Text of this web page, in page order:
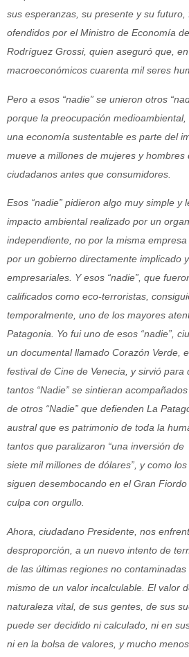
sus esperanzas, su presente y su
ofendidos por el Ministro de Economía
Rodríguez Grossi, quien aseguró que,
macroeconómicos cuarenta mil seres
Pero a esos “nadie” se unieron otros
porque la preocupación
una economía sustentable es parte del
mueve a millones de mujeres y hombres
ciudadanos antes que consumidores.
Esos “nadie” pidieron algo muy simple y
impacto ambiental realizado por un
independiente, no por la misma
por un gobierno directamente implicado
empresariales. Y esos “nadie”, que
calificados como eco-terroristas,
temporalmente, uno de los mayores
Patagonia. Yo fui uno de esos “nadie”,
un documental llamado Corazón Verde,
festival de Cine de Venecia, y sirvió para
tantos “Nadie” se sintieran
de otros “Nadie” que defienden La
austral que es patrimonio de toda la
tantos que paralizaron “una inversión de
siete mil millones de dólares”, y como
siguen desembocando en el Gran
culpa con orgullo.
Ahora, ciudadano Presidente, nos
desproporción, a un nuevo intento de
de las últimas regiones no
mismo de un valor incalculable. El valor
naturaleza vital, de sus gentes, de sus
puede ser decidido ni calculado, ni en
ni en la bolsa de valores, y mucho